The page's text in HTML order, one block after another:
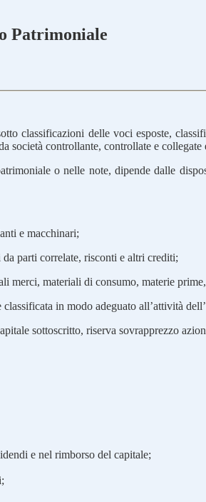
Patrimoniale
classificazioni delle voci esposte,
controllante, controllate e
o nelle note, dipende dalle
e macchinari;
parti correlate, risconti e altri crediti;
merci, materiali di consumo, materie
in modo adeguato all’attività
sottoscritto, riserva sovrapprezzo
e nel rimborso del capitale;